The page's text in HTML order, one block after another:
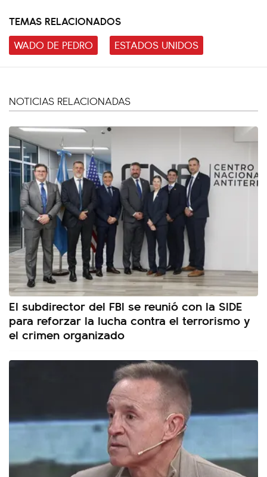
TEMAS RELACIONADOS
WADO DE PEDRO
ESTADOS UNIDOS
NOTICIAS RELACIONADAS
El subdirector del FBI se reunió con la SIDE
para reforzar la lucha contra el terrorismo y
el crimen organizado